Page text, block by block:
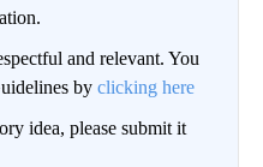
and relevant. You
by clicking here
idea, please submit it